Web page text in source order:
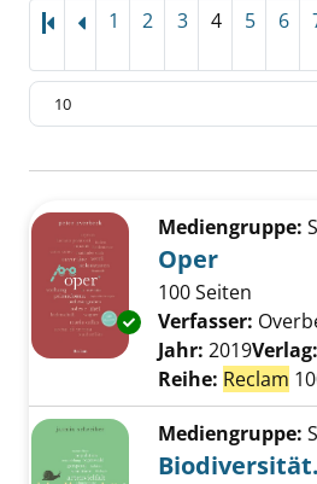
1 2 3 4 5 6
Zu den Suchfiltern springen
Exemplar-Details
Mediengruppe:
Oper
100 Seiten
Verfasser:
Jahr: 2019Verlag:
Reihe: Reclam
Mediengruppe: